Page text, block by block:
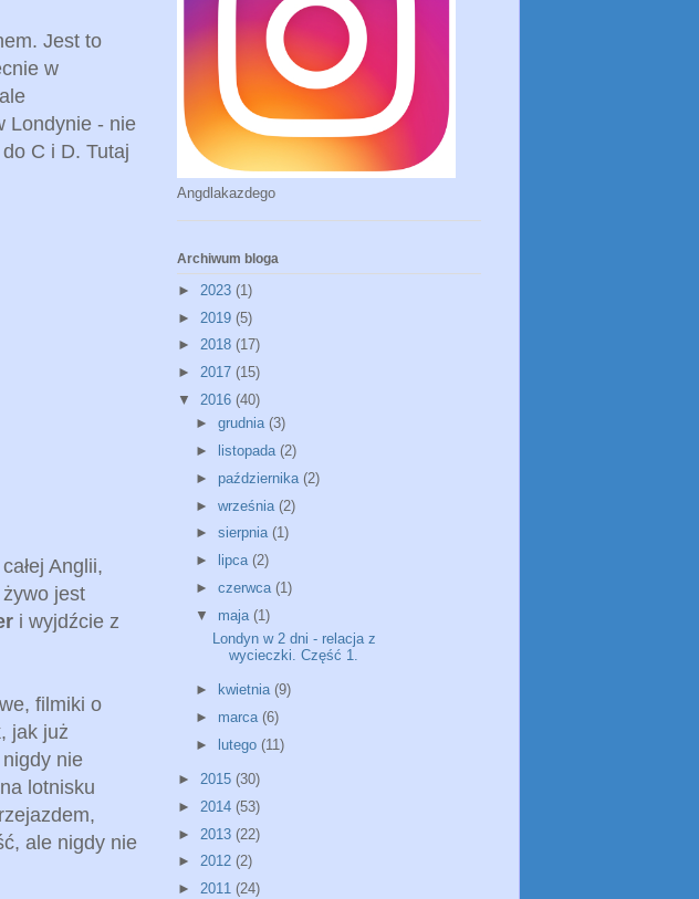
Jest to
w
Londynie - nie
C i D. Tutaj
Anglii,
jest
i wyjdźcie z
filmiki o
jak już
nie
lotnisku
ale nigdy nie
Angdlakazdego
Archiwum bloga
► 2023 (1)
► 2019 (5)
► 2018 (17)
► 2017 (15)
▼ 2016 (40)
► grudnia (3)
►
listopada (2)
► października (2)
► września (2)
► sierpnia (1)
►
lipca (2)
► czerwca (1)
▼ maja (1)
Londyn w 2 dni - relacja z
wycieczki. Część 1.
► kwietnia (9)
► marca (6)
►
lutego (11)
► 2015 (30)
► 2014 (53)
► 2013 (22)
► 2012 (2)
► 2011 (24)